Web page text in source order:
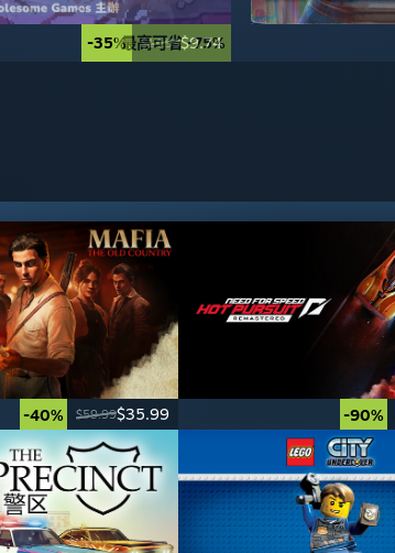
-35% $14.99$9.74
最高可省 -75%
-40% $59.99$35.99 -90%